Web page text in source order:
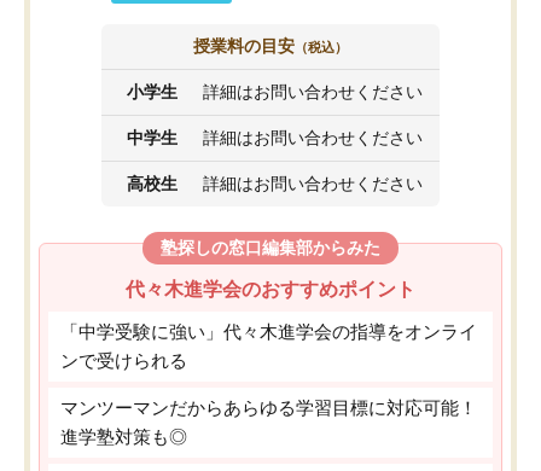
授業料の目安 （税込）
小学生 詳細はお問い合わせください
中学生 詳細はお問い合わせください
高校生 詳細はお問い合わせください
塾探しの窓口編集部からみた
代々木進学会のおすすめポイント
「中学受験に強い」代々木進学会の指導をオンライ
ンで受けられる
マンツーマンだからあらゆる学習目標に対応可能！
進学塾対策も◎